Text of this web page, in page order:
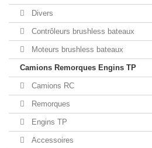
Divers
Contrôleurs brushless bateaux
Moteurs brushless bateaux
Camions Remorques Engins TP
Camions RC
Remorques
Engins TP
Accessoires